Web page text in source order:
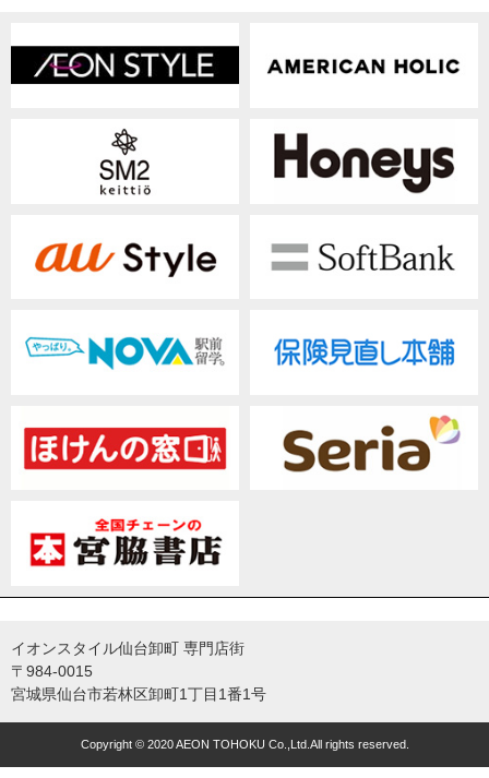
イオンスタイル仙台卸町 専門店街
〒984-0015
宮城県仙台市若林区卸町1丁目1番1号
Copyright © 2020 AEON TOHOKU Co.,Ltd.All rights reserved.